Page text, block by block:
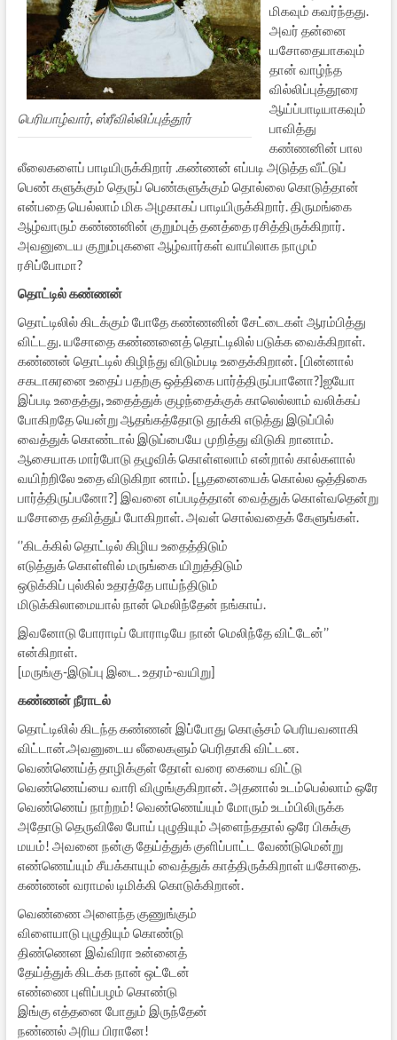
பெரியாழ்வார், ஸ்ரீவில்லிப்புத்தூர்
மிகவும் கவர்ந்தது.
அவர் தன்னை
யசோதையாகவும்
தான் வாழ்ந்த
வில்லிப்புத்தூரை
ஆய்ப்பாடியாகவும்
பாவித்து
கண்ணனின் பால
லீலைகளைப் பாடியிருக்கிறார் .கண்ணன் எப்படி அடுத்த வீட்டுப்
பெண் களுக்கும் தெருப் பெண்களுக்கும் தொல்லை கொடுத்தான்
என்பதை யெல்லாம் மிக அழகாகப் பாடியிருக்கிறார். திருமங்கை
ஆழ்வாரும் கண்ணனின் குறும்புத் தனத்தை ரசித்திருக்கிறார்.
அவனுடைய குறும்புகளை ஆழ்வார்கள் வாயிலாக நாமும்
ரசிப்போமா?
தொட்டில் கண்ணன்
தொட்டிலில் கிடக்கும் போதே கண்ணனின் சேட்டைகள் ஆரம்பித்து
விட்டது. யசோதை கண்ணனைத் தொட்டிலில் படுக்க வைக்கிறாள்.
கண்ணன் தொட்டில் கிழிந்து விடும்படி உதைக்கிறான். [பின்னால்
சகடாசுரனை உதைப் பதற்கு ஒத்திகை பார்த்திருப்பானோ?]ஐயோ
இப்படி உதைத்து, உதைத்துக் குழந்தைக்குக் காலெல்லாம் வலிக்கப்
போகிறதே யென்று ஆதங்கத்தோடு தூக்கி எடுத்து இடுப்பில்
வைத்துக் கொண்டால் இடுப்பையே முறித்து விடுகி றானாம்.
ஆசையாக மார்போடு தழுவிக் கொள்ளலாம் என்றால் கால்களால்
வயிற்றிலே உதை விடுகிறா னாம். [பூதனையைக் கொல்ல ஒத்திகை
பார்த்திருப்பனோ?] இவனை எப்படித்தான் வைத்துக் கொள்வதென்று
யசோதை தவித்துப் போகிறாள். அவள் சொல்வதைக் கேளுங்கள்.
‘’கிடக்கில் தொட்டில் கிழிய உதைத்திடும்
எடுத்துக் கொள்ளில் மருங்கை யிறுத்திடும்
ஒடுக்கிப் புல்கில் உதரத்தே பாய்ந்திடும்
மிடுக்கிலாமையால் நான் மெலிந்தேன் நங்காய்.
இவனோடு போராடிப் போராடியே நான் மெலிந்தே விட்டேன்’’
என்கிறாள்.
[மருங்கு-இடுப்பு இடை. உதரம்-வயிறு]
கண்ணன் நீராடல்
தொட்டிலில் கிடந்த கண்ணன் இப்போது கொஞ்சம் பெரியவனாகி
விட்டான்.அவனுடைய லீலைகளும் பெரிதாகி விட்டன.
வெண்ணெய்த் தாழிக்குள் தோள் வரை கையை விட்டு
வெண்ணெய்யை வாரி விழுங்குகிறான். அதனால் உடம்பெல்லாம் ஒரே
வெண்ணெய் நாற்றம்! வெண்ணெய்யும் மோரும் உடம்பிலிருக்க
அதோடு தெருவிலே போய் புழுதியும் அளைந்ததால் ஒரே பிசுக்கு
மயம்! அவனை நன்கு தேய்த்துக் குளிப்பாட்ட வேண்டுமென்று
எண்ணெய்யும் சீயக்காயும் வைத்துக் காத்திருக்கிறாள் யசோதை.
கண்ணன் வராமல் டிமிக்கி கொடுக்கிறான்.
வெண்ணை அளைந்த குணுங்கும்
விளையாடு புழுதியும் கொண்டு
திண்ணென இவ்விரா உன்னைத்
தேய்த்துக் கிடக்க நான் ஒட்டேன்
எண்ணை புளிப்பழம் கொண்டு
இங்கு எத்தனை போதும் இருந்தேன்
நண்ணல் அரிய பிரானே!